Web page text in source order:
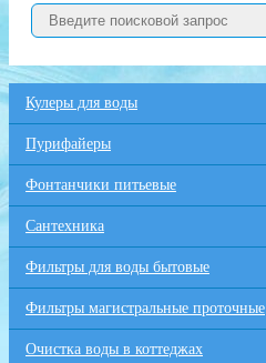
Кулеры для воды
Пурифайеры
Фонтанчики питьевые
Сантехника
Фильтры для воды бытовые
Фильтры магистральные проточные
Очистка воды в коттеджах